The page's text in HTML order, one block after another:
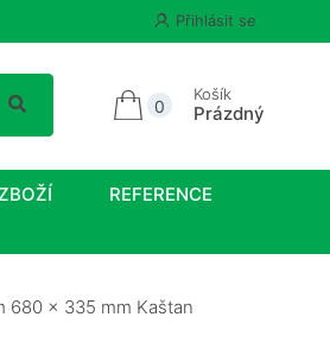
Přihlásit se
0
Košík
Prázdný
REFERENCE
680 x 335 mm Kaštan